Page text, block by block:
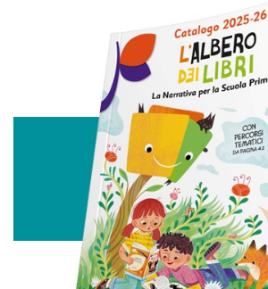
Utilizziamo i cookie per personalizzare
annunci, per fornire funzionalità dei
analizzare il nostro traffico.
informazioni sul modo in cui utilizza il
nostri partner che si occupano di
pubblicità e social media, i quali
con altre informazioni che ha fornito
raccolto dal suo utilizzo dei loro servizi.